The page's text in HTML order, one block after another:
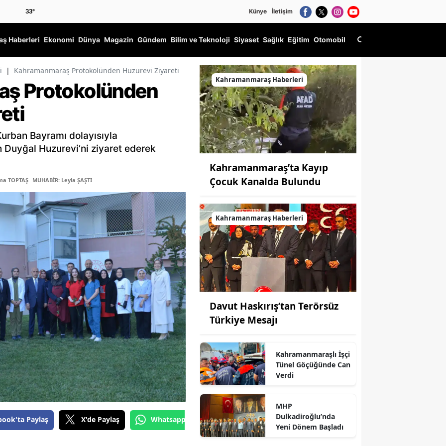
33° Künye İletişim
Haberleri Ekonomi Dünya Magazin Gündem Bilim ve Teknoloji Siyaset Sağlık Eğitim Otomobil
| Kahramanmaraş Protokolünden Huzurevi Ziyareti
Protokolünden
Bayramı dolayısıyla
Huzurevi’ni ziyaret ederek
TOPTAŞ MUHABİR: Leyla ŞAŞTI
Paylaş X'de Paylaş Whatsapp'tan Gönder
Kahramanmaraş Haberleri
Kahramanmaraş’ta Kayıp
Çocuk Kanalda Bulundu
Kahramanmaraş Haberleri
Davut Haskırış’tan Terörsüz
Türkiye Mesajı
Kahramanmaraşlı İşçi
Tünel Göçüğünde Can
Verdi
MHP
Dulkadiroğlu’nda
Yeni Dönem Başladı